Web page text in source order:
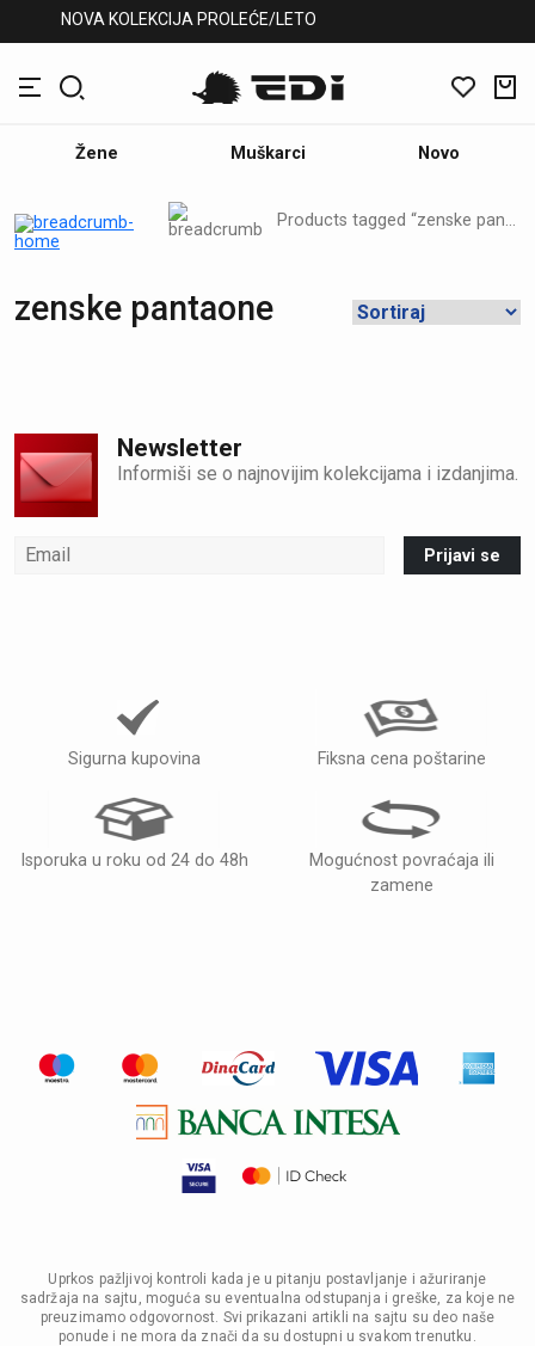
NOVA KOLEKCIJA PROLEĆE/LETO
Žene Muškarci Novo
Products tagged “zenske pantaone”
zenske pantaone
Newsletter
Informiši se o najnovijim kolekcijama i izdanjima.
Prijavi se
Sigurna kupovina Fiksna cena poštarine
Isporuka u roku od 24 do 48h
Mogućnost povraćaja ili
zamene
Uprkos pažljivoj kontroli kada je u pitanju postavljanje i ažuriranje
sadržaja na sajtu, moguća su eventualna odstupanja i greške, za koje ne
preuzimamo odgovornost. Svi prikazani artikli na sajtu su deo naše
ponude i ne mora da znači da su dostupni u svakom trenutku.